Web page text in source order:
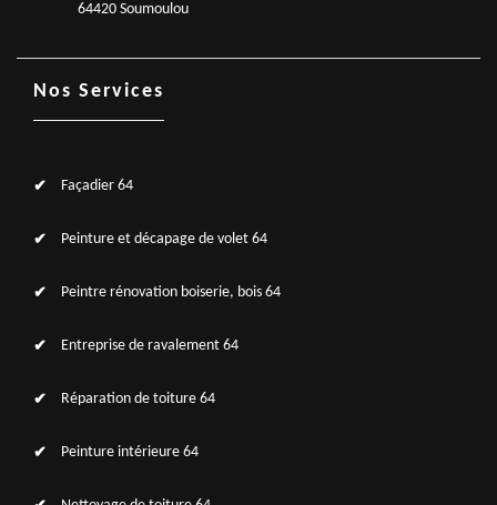
64420 Soumoulou
Nos Services
Façadier 64
Peinture et décapage de volet 64
Peintre rénovation boiserie, bois 64
Entreprise de ravalement 64
Réparation de toiture 64
Peinture intérieure 64